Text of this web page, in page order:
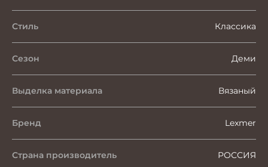
Стиль Классика
Сезон Деми
Выделка материала Вязаный
Бренд Lexmer
Страна производитель РОССИЯ